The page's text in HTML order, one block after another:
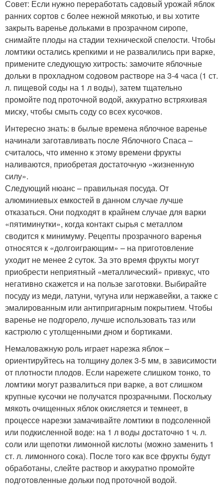
Совет: Если нужно переработать садовый урожай яблок
ранних сортов с более нежной мякотью, и вы хотите
закрыть варенье дольками в прозрачном сиропе,
снимайте плоды на стадии технической спелости. Чтобы
ломтики остались крепкими и не развалились при варке,
примените следующую хитрость: замочите яблочные
дольки в прохладном содовом растворе на 3-4 часа (1 ст.
л. пищевой соды на 1 л воды), затем тщательно
промойте под проточной водой, аккуратно встряхивая
миску, чтобы смыть соду со всех кусочков.
Интересно знать: в былые времена яблочное варенье
начинали заготавливать после Яблочного Спаса –
считалось, что именно к этому времени фрукты
наливаются, приобретая достаточную «жизненную
силу».
Следующий нюанс – правильная посуда. От
алюминиевых емкостей в данном случае лучше
отказаться. Они подходят в крайнем случае для варки
«пятиминутки», когда контакт сырья с металлом
сводится к минимуму. Рецепты прозрачного варенья
относятся к «долгоиграющим» – на приготовление
уходит не менее 2 суток. За это время фрукты могут
приобрести неприятный «металлический» привкус, что
негативно скажется и на пользе заготовки. Выбирайте
посуду из меди, латуни, чугуна или нержавейки, а также с
эмалированным или антипригарным покрытием. Чтобы
варенье не подгорело, лучше использовать таз или
кастрюлю с утолщенными дном и бортиками.
Немаловажную роль играет нарезка яблок –
ориентируйтесь на толщину долек 3-5 мм, в зависимости
от плотности плодов. Если нарежете слишком тонко, то
ломтики могут развалиться при варке, а вот слишком
крупные кусочки не получатся прозрачными. Поскольку
мякоть очищенных яблок окисляется и темнеет, в
процессе нарезки замачивайте ломтики в подсоленной
или подкисленной воде: на 1 л воды достаточно 1 ч. л.
соли или щепотки лимонной кислоты (можно заменить 1
ст. л. лимонного сока). После того как все фрукты будут
обработаны, слейте раствор и аккуратно промойте
подготовленные дольки под проточной водой.